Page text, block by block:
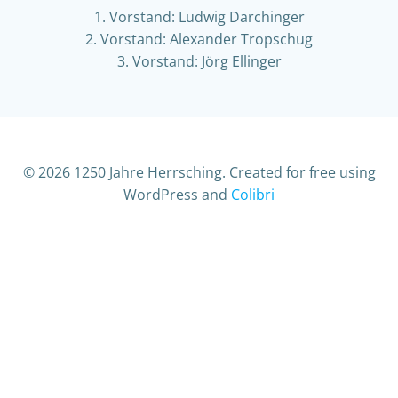
1. Vorstand: Ludwig Darchinger
2. Vorstand: Alexander Tropschug
3. Vorstand: Jörg Ellinger
© 2026 1250 Jahre Herrsching. Created for free using
WordPress and Colibri